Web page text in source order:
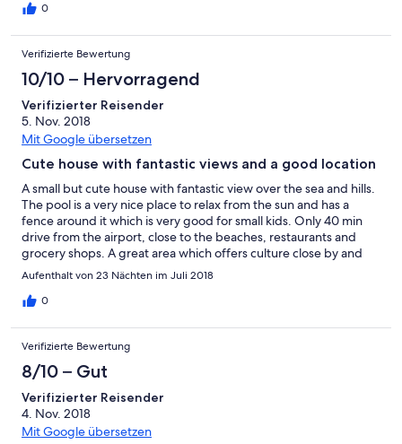
0
Verifizierte Bewertung
10/10 – Hervorragend
Verifizierter Reisender
5. Nov. 2018
Mit Google übersetzen
Cute house with fantastic views and a good location
A small but cute house with fantastic view over the sea and hills.
The pool is a very nice place to relax from the sun and has a
fence around it which is very good for small kids. Only 40 min
drive from the airport, close to the beaches, restaurants and
grocery shops. A great area which offers culture close by and
big cities like Granada (incl Alhambra), Sevilla, Cordoba,
recommend this house!
Aufenthalt von 23 Nächten im Juli 2018
0
Verifizierte Bewertung
8/10 – Gut
Verifizierter Reisender
4. Nov. 2018
Mit Google übersetzen